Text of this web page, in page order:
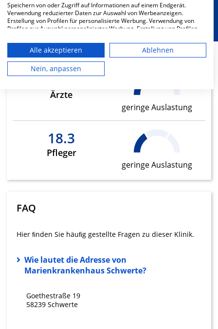
Berücksichtigung von besonderem
Ernährungsbedarf
10.9
Ärzte
geringe Auslastung
18.3
Pfleger
geringe Auslastung
FAQ
Hier ﬁnden Sie häuﬁg gestellte Fragen zu dieser Klinik.
Wie lautet die Adresse von
Marienkrankenhaus Schwerte?
Goethestraße 19
58239 Schwerte
Speichern von oder Zugriff auf Informationen auf einem Endgerät.
Verwendung reduzierter Daten zur Auswahl von Werbeanzeigen.
Erstellung von Profilen für personalisierte Werbung. Verwendung von
Profilen zur Auswahl personalisierter Werbung. Erstellung von Profilen
personalisierter Inhalte. Messung der Werbeleistung. Messung der
Performance von Inhalten. Analyse von Zielgruppen durch Statistiken
oder Kombinationen von Daten aus verschiedenen Quellen. Entwicklung
und Verbesserung der Angebote. Verwendung reduzierter Daten zur
Auswahl von Inhalten.
die USA gesendet werden.
Ihre Einwilligung und die cookie Richtlinie gelten ausschließlich für diese
Partnerliste anzeigen (1 IAB-Anbieter)
Wir nutzen Ihre Daten für folgende Zwecke:
Informationen auf einem Endgerät
personalisierter Werbung
Erstellung von Profilen zur Personalisierung
Verwendung von Profilen zur Auswahl
Alle akzeptieren
Ablehnen
Nein, anpassen